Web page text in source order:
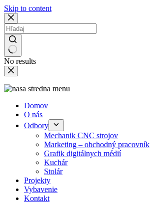
Skip to content
No results
Domov
O nás
Odbory
Mechanik CNC strojov
Marketing – obchodný pracovník
Grafik digitálnych médií
Kuchár
Stolár
Projekty
Vybavenie
Kontakt